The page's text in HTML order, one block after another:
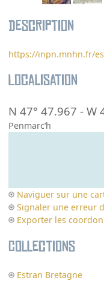
Description
https://inpn.mnhn.fr/
Localisation
N 47° 47.967 -W
Penmarc’h
Naviguer sur une
Signaler une erreur
Exporter les
Collections
Estran Bretagne